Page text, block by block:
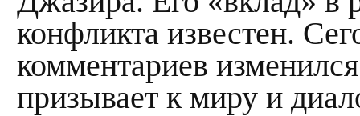
конфликта известен.
комментариев
призывает к миру и